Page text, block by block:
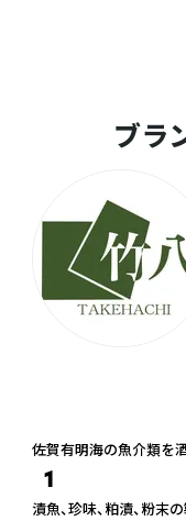
ブラ
佐賀有明海の魚介類を
1
漬魚、珍味、粕漬、粉末